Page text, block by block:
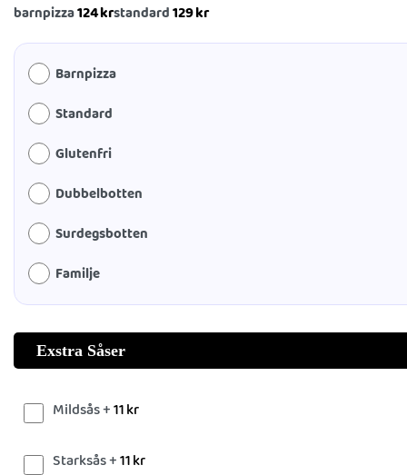
barnpizza124krstandard129kr
Barnpizza
Standard
Glutenfri
Dubbelbotten
Surdegsbotten
Familje
Exstra Såser
Mildsås +11kr
Starksås +11kr